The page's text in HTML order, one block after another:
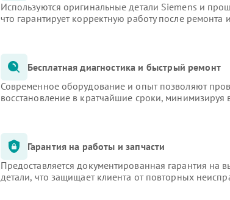
Используются оригинальные детали Siemens и
что гарантирует корректную работу после ремонта
Бесплатная диагностика и быстрый ремонт
Современное оборудование и опыт позволяют
восстановление в кратчайшие сроки, минимизируя
Гарантия на работы и запчасти
Предоставляется документированная гарантия
детали, что защищает клиента от повторных